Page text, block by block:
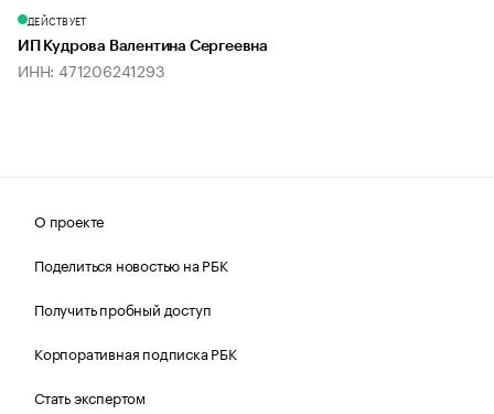
ДЕЙСТВУЕТ
ИП Кудрова Валентина Сергеевна
ИНН: 471206241293
О проекте
Поделиться новостью на РБК
Получить пробный доступ
Корпоративная подписка РБК
Стать экспертом